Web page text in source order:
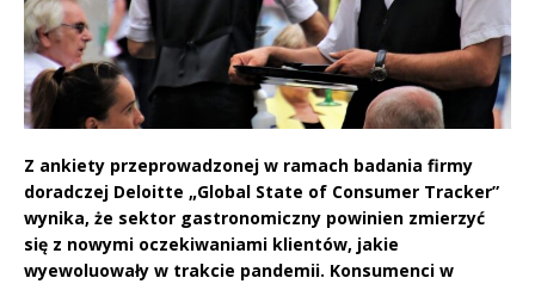
Z ankiety przeprowadzonej w ramach badania firmy
doradczej Deloitte „Global State of Consumer Tracker”
wynika, że sektor gastronomiczny powinien zmierzyć
się z nowymi oczekiwaniami klientów, jakie
wyewoluowały w trakcie pandemii. Konsumenci w